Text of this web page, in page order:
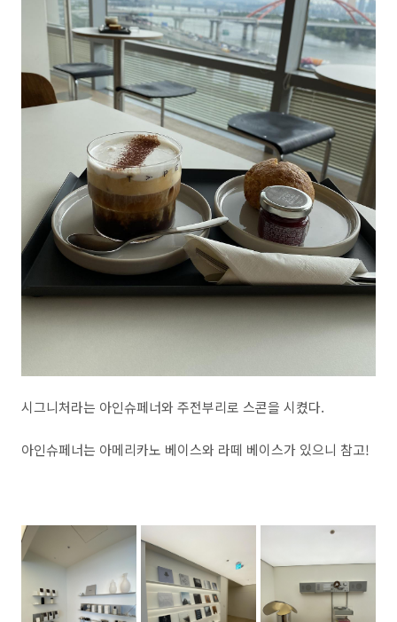
시그니처라는 아인슈페너와 주전부리로 스콘을 시켰다.
아인슈페너는 아메리카노 베이스와 라떼 베이스가 있으니 참고!